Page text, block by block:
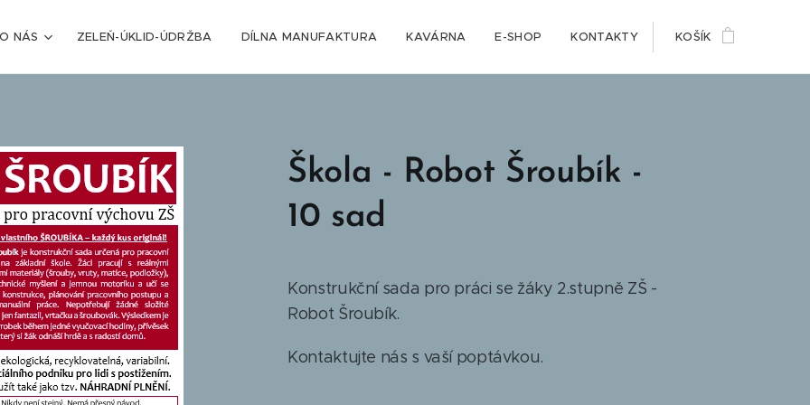
O NÁS ZELEŇ-ÚKLID-ÚDRŽBA DÍLNA MANUFAKTURA KAVÁRNA E-SHOP KONTAKTY KOŠÍK
Škola - Robot Šroubík -
10 sad
Konstrukční sada pro práci se žáky 2.stupně ZŠ -
Robot Šroubík.
Kontaktujte nás s vaší poptávkou.